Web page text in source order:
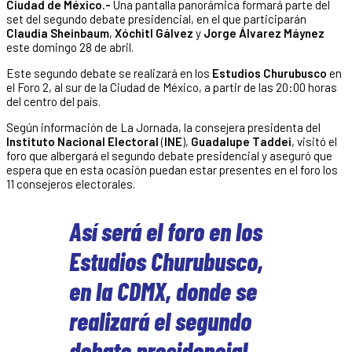
Ciudad de México.- Una pantalla panorámica formará parte del
set del segundo debate presidencial, en el que participarán
Claudia Sheinbaum, Xóchitl Gálvez y Jorge Álvarez Máynez
este domingo 28 de abril.
Este segundo debate se realizará en los Estudios Churubusco en
el Foro 2, al sur de la Ciudad de México, a partir de las 20:00 horas
del centro del país.
Según información de La Jornada, la consejera presidenta del
Instituto Nacional Electoral(INE), Guadalupe Taddei, visitó el
foro que albergará el segundo debate presidencial y aseguró que
espera que en esta ocasión puedan estar presentes en el foro los
11 consejeros electorales.
Así será el foro en los
Estudios Churubusco,
en la CDMX, donde se
realizará el segundo